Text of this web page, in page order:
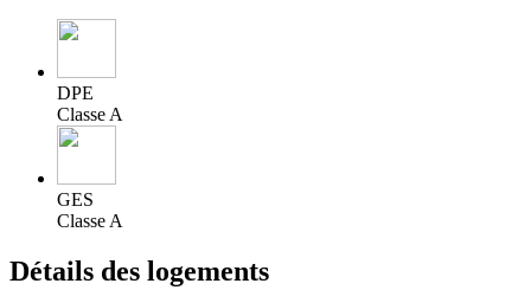
DPE
Classe A
GES
Classe A
Détails des logements